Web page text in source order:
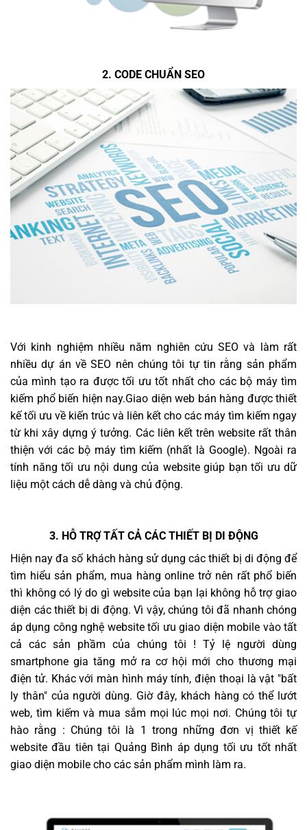
2. CODE CHUẨN SEO
Với kinh nghiệm nhiều năm nghiên cứu SEO và làm rất
nhiều dự án về SEO nên chúng tôi tự tin rằng sản phẩm
của mình tạo ra được tối ưu tốt nhất cho các bộ máy tìm
kiếm phổ biến hiện nay.Giao diện web bán hàng được thiết
kế tối ưu về kiến trúc và liên kết cho các máy tìm kiếm ngay
từ khi xây dựng ý tưởng. Các liên kết trên website rất thân
thiện với các bộ máy tìm kiếm (nhất là Google). Ngoài ra
tính năng tối ưu nội dung của website giúp bạn tối ưu dữ
liệu một cách dễ dàng và chủ động.
3. HỖ TRỢ TẤT CẢ CÁC THIẾT BỊ DI ĐỘNG
Hiện nay đa số khách hàng sử dụng các thiết bị di động để
tìm hiểu sản phẩm, mua hàng online trở nên rất phổ biến
thì không có lý do gì website của bạn lại không hỗ trợ giao
diện các thiết bị di động. Vì vậy, chúng tôi đã nhanh chóng
áp dụng công nghệ website tối ưu giao diện mobile vào tất
cả các sản phầm của chúng tôi ! Tỷ lệ người dùng
smartphone gia tăng mở ra cơ hội mới cho thương mại
điện tử. Khác với màn hình máy tính, điện thoại là vật "bất
ly thân" của người dùng. Giờ đây, khách hàng có thể lướt
web, tìm kiếm và mua sắm mọi lúc mọi nơi. Chúng tôi tự
hào rằng : Chúng tôi là 1 trong những đơn vị thiết kế
website đầu tiên tại Quảng Bình áp dụng tối ưu tốt nhất
giao diện mobile cho các sản phẩm mình làm ra.